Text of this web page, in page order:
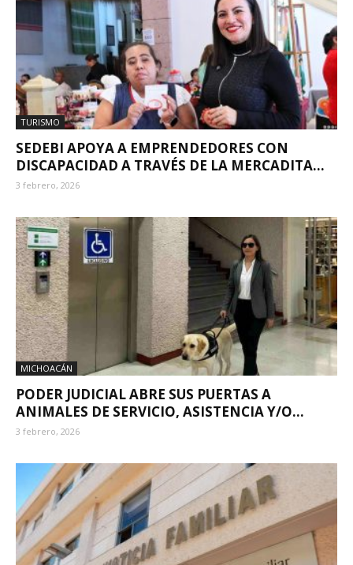
TURISMO
SEDEBI APOYA A EMPRENDEDORES CON
DISCAPACIDAD A TRAVÉS DE LA MERCADITA...
3 febrero, 2026
MICHOACÁN
PODER JUDICIAL ABRE SUS PUERTAS A
ANIMALES DE SERVICIO, ASISTENCIA Y/O...
3 febrero, 2026